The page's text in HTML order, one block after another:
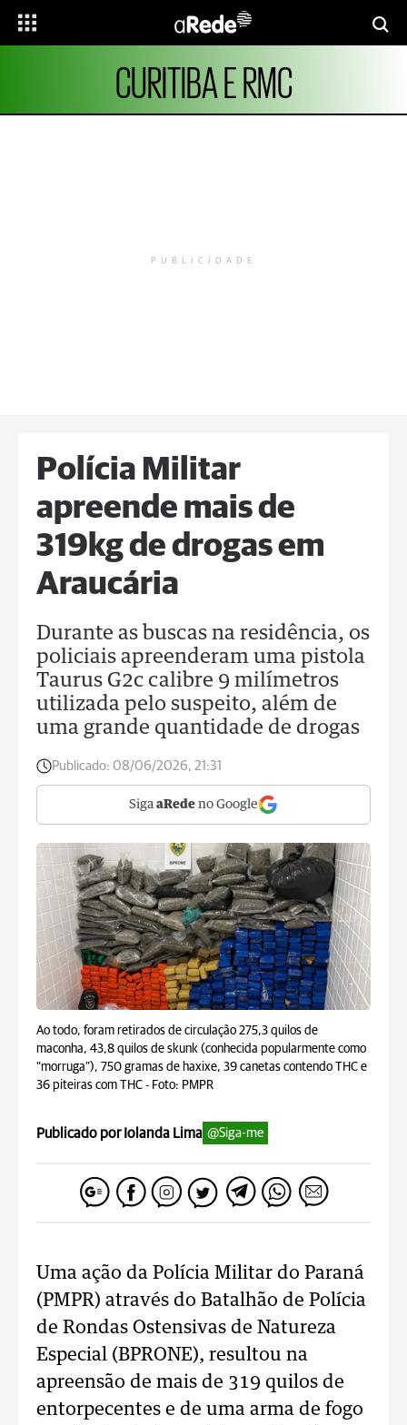
CURITIBA E RMC
PUBLICIDADE
Polícia Militar
apreende mais de
319kg de drogas em
Araucária
Durante as buscas na residência, os
policiais apreenderam uma pistola
Taurus G2c calibre 9 milímetros
utilizada pelo suspeito, além de
uma grande quantidade de drogas
Publicado: 08/06/2026, 21:31
Siga aRede no Google
Ao todo, foram retirados de circulação 275,3 quilos de
maconha, 43,8 quilos de skunk (conhecida popularmente como
“morruga”), 750 gramas de haxixe, 39 canetas contendo THC e
36 piteiras com THC - Foto: PMPR
Publicado por Iolanda Lima @Siga-me
Uma ação da Polícia Militar do Paraná
(PMPR) através do Batalhão de Polícia
de Rondas Ostensivas de Natureza
Especial (BPRONE), resultou na
apreensão de mais de 319 quilos de
entorpecentes e de uma arma de fogo